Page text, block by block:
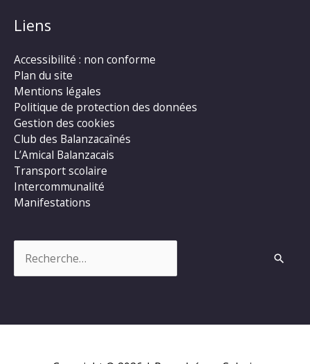
Liens
Accessibilité : non conforme
Plan du site
Mentions légales
Politique de protection des données
Gestion des cookies
Club des Balanzacaînés
L’Amical Balanzacais
Transport scolaire
Intercommunalité
Manifestations